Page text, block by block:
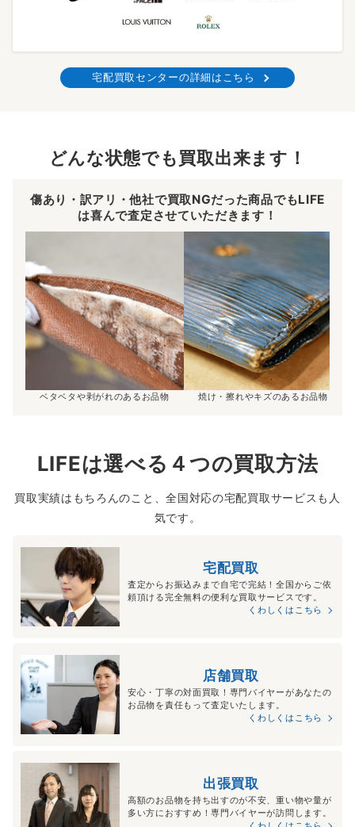
宅配買取センターの詳細はこちら
どんな状態でも買取出来ます！
傷あり・訳アリ・他社で買取NGだった商品でもLIFE
は喜んで査定させていただきます！
ベタベタや剥がれのあるお品物 焼け・擦れやキズのあるお品物
LIFEは選べる４つの買取方法
買取実績はもちろんのこと、全国対応の宅配買取サービスも人
気です。
宅配買取
査定からお振込みまで自宅で完結！全国からご依
頼頂ける完全無料の便利な買取サービスです。
くわしくはこちら
店舗買取
安心・丁寧の対面買取！専門バイヤーがあなたの
お品物を責任もって査定いたします。
くわしくはこちら
出張買取
高額のお品物を持ち出すのが不安、重い物や量が
多い方におすすめ！専門バイヤーが訪問します。